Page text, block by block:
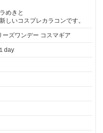
めきと
しいコスプレカラコンです。
ーズワンデー コスマギア
day